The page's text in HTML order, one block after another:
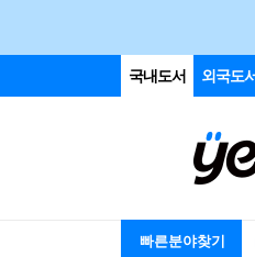
국내도서 외국도서
빠른분야찾기